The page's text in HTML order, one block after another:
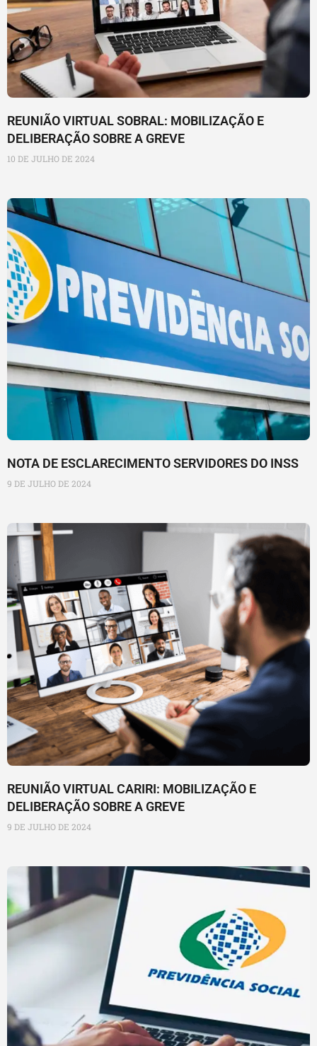
REUNIÃO VIRTUAL SOBRAL: MOBILIZAÇÃO E
DELIBERAÇÃO SOBRE A GREVE
10 DE JULHO DE 2024
NOTA DE ESCLARECIMENTO SERVIDORES DO INSS
9 DE JULHO DE 2024
REUNIÃO VIRTUAL CARIRI: MOBILIZAÇÃO E
DELIBERAÇÃO SOBRE A GREVE
9 DE JULHO DE 2024